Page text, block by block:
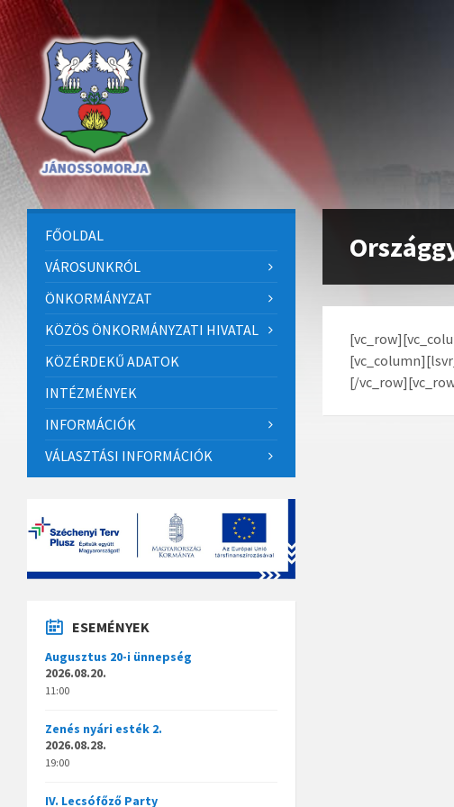
Skip
to
content
Skip
to
left
sidebar
Skip
to
footer
[/
FŐOLDAL
VÁROSUNKRÓL
ÖNKORMÁNYZAT
KÖZÖS ÖNKORMÁNYZATI HIVATAL
KÖZÉRDEKŰ ADATOK
INTÉZMÉNYEK
INFORMÁCIÓK
VÁLASZTÁSI INFORMÁCIÓK
ESEMÉNYEK
Augusztus 20-i ünnepség
2026.08.20.
11:00
Zenés nyári esték 2.
2026.08.28.
19:00
IV. Lecsófőző Party